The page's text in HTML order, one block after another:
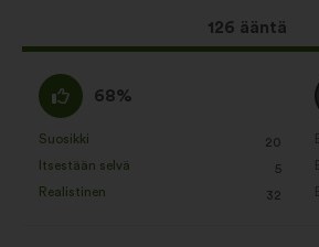
Tämä
ehdotus
126 ääntä
samaa
mieltä
:
68%
Suosikki
: 20
kertaa
Itsestään selvä
: 5
kertaa
Realistinen
: 32
kertaa
::
:
: